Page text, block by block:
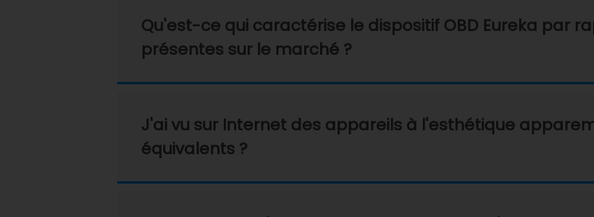
Qu'est-ce qui caractérise le dispositif OBD Eureka par
présentes sur le marché ?
J'ai vu sur Internet des appareils à l'esthétique
équivalents ?